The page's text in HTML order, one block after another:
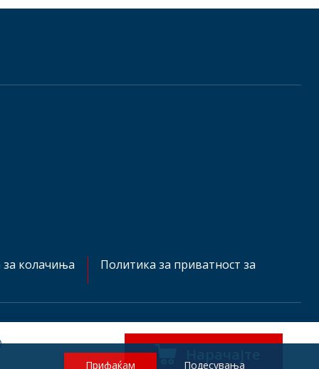
колачиња Политика за приватност за
mtelgermany.deПрифаќам Подесувања